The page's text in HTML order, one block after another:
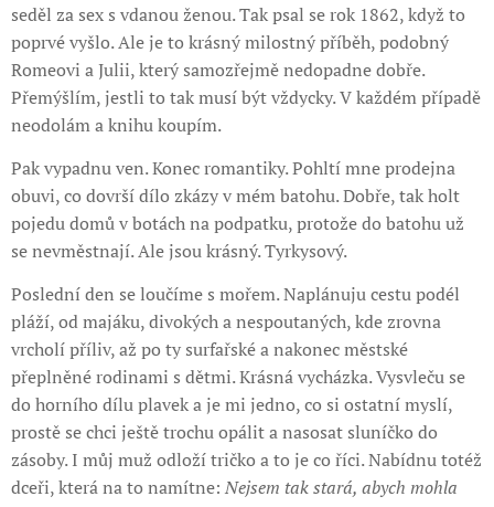
seděl za sex s vdanou ženou. Tak psal se rok 1862, když to
poprvé vyšlo. Ale je to krásný milostný příběh, podobný
Romeovi a Julii, který samozřejmě nedopadne dobře.
Přemýšlím, jestli to tak musí být vždycky. V každém případě
neodolám a knihu koupím.
Pak vypadnu ven. Konec romantiky. Pohltí mne prodejna
obuvi, co dovrší dílo zkázy v mém batohu. Dobře, tak holt
pojedu domů v botách na podpatku, protože do batohu už
se nevměstnají. Ale jsou krásný. Tyrkysový.
Poslední den se loučíme s mořem. Naplánuju cestu podél
pláží, od majáku, divokých a nespoutaných, kde zrovna
vrcholí příliv, až po ty surfařské a nakonec městské
přeplněné rodinami s dětmi. Krásná vycházka. Vysvleču se
do horního dílu plavek a je mi jedno, co si ostatní myslí,
prostě se chci ještě trochu opálit a nasosat sluníčko do
zásoby. I můj muž odloží tričko a to je co říci. Nabídnu totéž
dceři, která na to namítne: Nejsem tak stará, abych mohla